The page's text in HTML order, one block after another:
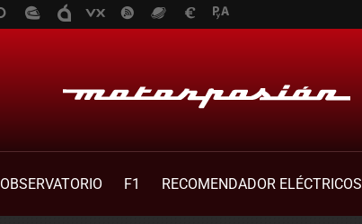
OBSERVATORIO F1
RECOMENDADOR ELÉCTRICOS